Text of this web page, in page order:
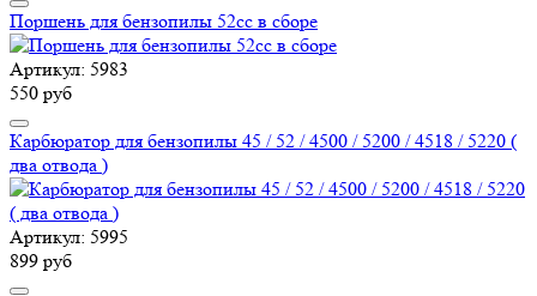
Поршень для бензопилы 52сс в сборе
Артикул: 5983
550 руб
Карбюратор для бензопилы 45 / 52 / 4500 / 5200 / 4518 / 5220 (
два отвода )
Артикул: 5995
899 руб